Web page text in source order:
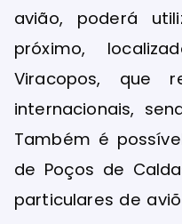
avião, poderá
próximo,
Viracopos, que
internacionais,
Também é
de Poços de
particulares de